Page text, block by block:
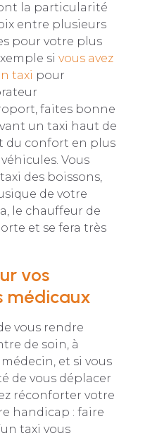
la particularité
entre plusieurs
pour votre plus
si vous avez
taxi pour
faites bonne
un taxi haut de
du confort en plus
Vous
des boissons,
de votre
le chauffeur de
et se fera très
vos
médicaux
vous rendre
de soin, à
et si vous
de vous déplacer
réconforter votre
handicap : faire
taxi vous